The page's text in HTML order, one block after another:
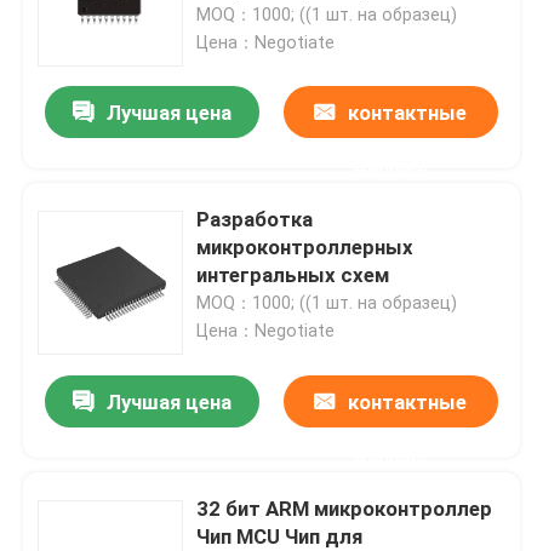
OEM Разработка
MOQ：1000; ((1 шт. на образец)
Цена：Negotiate
Лучшая цена контактные
Разработка
микроконтроллерных
интегральных схем
MOQ：1000; ((1 шт. на образец)
Цена：Negotiate
Лучшая цена контактные
32 бит ARM микроконтроллер
Чип MCU Чип для